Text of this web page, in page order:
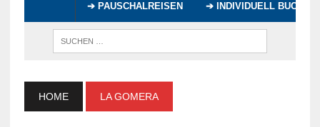
➔ PAUSCHALREISEN ➔ INDIVIDUELL BUCHEN
HOME LA GOMERA